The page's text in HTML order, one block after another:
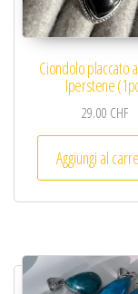
Ciondolo placcato
Iperstene
29.00 CHF
Aggiungi al